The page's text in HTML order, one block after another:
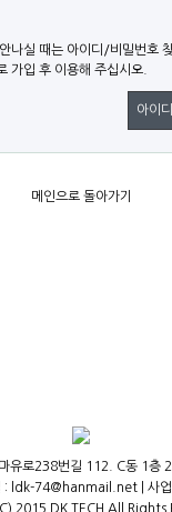
나실 때는 아이디/비밀번호
가입 후 이용해 주십시오.
아이
메인으로 돌아가기
유로238번길 112. C동 1
: ldk-74@hanmail.net | 사
2015 DK TECH All Rights